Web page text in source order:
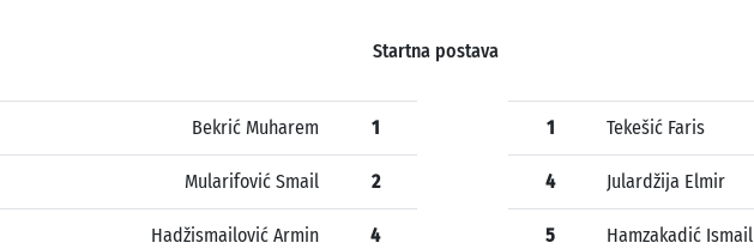
Startna postava
Bekrić Muharem 1
Mularifović Smail 2
Hadžismailović Armin 4
1 Tekešić Faris
4 Julardžija Elmir
5 Hamzakadić Ismail